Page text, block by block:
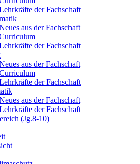
der Fachschaft
aus der Fachschaft
der Fachschaft
aus der Fachschaft
der Fachschaft
aus der Fachschaft
der Fachschaft
(Jg.8-10)